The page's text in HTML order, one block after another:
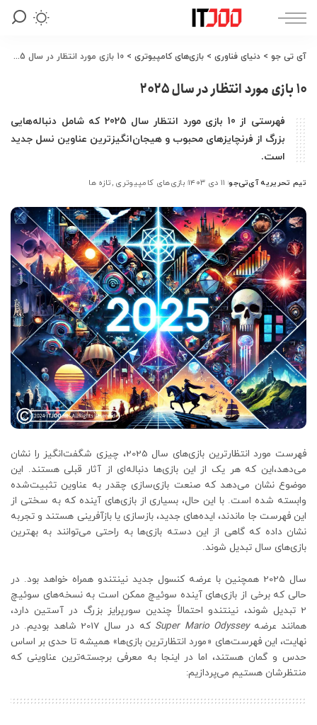
آی تی جو > دنیای فناوری > بازی‌های کامپیوتری > 10 بازی مورد انتظار در سال 2025
10 بازی مورد انتظار در سال 2025
فهرستی از 10 بازی مورد انتظار سال 2025 که شامل دنباله‌هایی
بزرگ از فرنچایزهای محبوب و هیجان‌انگیزترین عناوین نسل جدید
است.
ارسال
توسط
تیم تحریریه آی‌تی‌جو ۱۱ دی ۱۴۰۳ بازی‌های کامپیوتری تازه ها
فهرست مورد انتظارترین بازی‌های سال 2025، چیزی شگفت‌انگیز را نشان
می‌دهد،این که هر یک از این بازی‌ها دنباله‌ای از آثار قبلی هستند. این
موضوع نشان می‌دهد که صنعت بازی‌سازی چقدر به عناوین تثبیت‌شده
وابسته شده است. با این حال، بسیاری از بازی‌های آینده که به سختی از
این فهرست جا ماندند، ایده‌های جدید، بازسازی یا بازآفرینی هستند و تجربه
نشان داده که گاهی از این دسته بازی‌ها به راحتی می‌توانند به بهترین
بازی‌های سال تبدیل شوند.
سال 2025 همچنین با عرضه کنسول جدید نینتندو همراه خواهد بود. در
حالی که برخی از بازی‌های آینده سوئیچ ممکن است به نسخه‌های سوئیچ
2 تبدیل شوند، نینتندو احتمالاً چندین سورپرایز بزرگ در آستین دارد،
همانند عرضهSuper Mario Odyssey
که در سال 2017 شاهد بودیم. در
نهایت، این فهرست‌های «مورد انتظارترین بازی‌ها» همیشه تا حدی بر اساس
حدس و گمان هستند، اما در اینجا به معرفی برجسته‌ترین عناوینی که
منتظرشان هستیم می‌پردازیم: